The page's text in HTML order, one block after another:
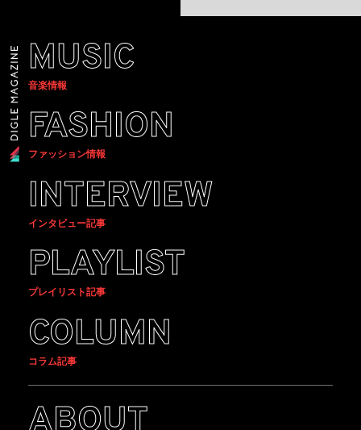
MUSIC
音楽情報
FASHION
ファッション情報
INTERVIEW
インタビュー記事
PLAYLIST
プレイリスト記事
COLUMN
コラム記事